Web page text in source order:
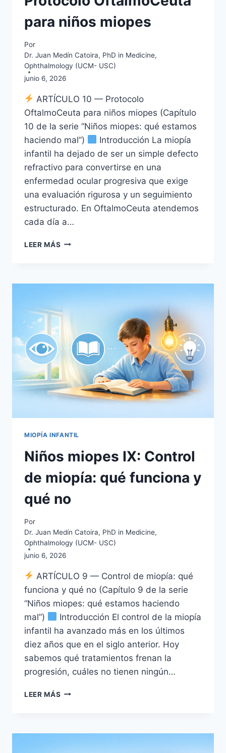
para niños miopes
Por
Dr. Juan Medín Catoira, PhD in Medicine,
Ophthalmology (UCM- USC)
junio 6, 2026
ARTÍCULO 10 — Protocolo
OftalmoCeuta para niños miopes (Capítulo
10 de la serie “Niños miopes: qué estamos
haciendo mal”)
Introducción La miopía
infantil ha dejado de ser un simple defecto
refractivo para convertirse en una
enfermedad ocular progresiva que exige
una evaluación rigurosa y un seguimiento
estructurado. En OftalmoCeuta atendemos
cada día a…
LEER MÁS NIÑOS
OFTALMOCEUTA
MIOPES
MIOPÍA INFANTIL
Niños miopes IX: Control
de miopía: qué funciona y
qué no
Por
Dr. Juan Medín Catoira, PhD in Medicine,
Ophthalmology (UCM- USC)
junio 6, 2026
ARTÍCULO 9 — Control de miopía: qué
funciona y qué no (Capítulo 9 de la serie
“Niños miopes: qué estamos haciendo
mal”)
Introducción El control de la miopía
infantil ha avanzado más en los últimos
diez años que en el siglo anterior. Hoy
sabemos qué tratamientos frenan la
progresión, cuáles no tienen ningún…
LEER MÁS NIÑOS
DE